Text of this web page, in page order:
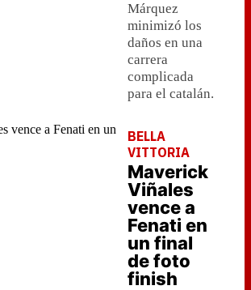
Márquez
minimizó los
daños en una
carrera
complicada
para el catalán.
BELLA
VITTORIA
Maverick
Viñales
vence a
Fenati en
un final
de foto
finish